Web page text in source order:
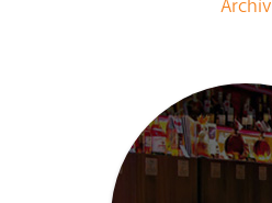
Archív